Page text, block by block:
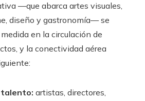
—que abarca artes visuales,
diseño y gastronomía— se
en la circulación de
y la conectividad aérea
talento: artistas, directores,